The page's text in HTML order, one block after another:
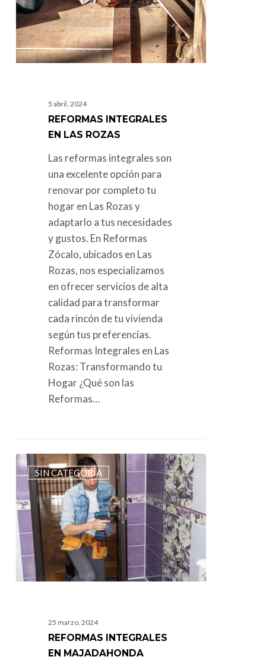
Rozas
5 abril, 2024
REFORMAS INTEGRALES
EN LAS ROZAS
Las reformas integrales son
una excelente opción para
renovar por completo tu
hogar en Las Rozas y
adaptarlo a tus necesidades
y gustos. En Reformas
Zócalo, ubicados en Las
Rozas, nos especializamos
en ofrecer servicios de alta
calidad para transformar
cada rincón de tu vivienda
según tus preferencias.
Reformas Integrales en Las
Rozas: Transformando tu
Hogar ¿Qué son las
Reformas…
Reformas
Integrales
en
Majadahonda
SIN CATEGORÍA
25 marzo, 2024
REFORMAS INTEGRALES
EN MAJADAHONDA